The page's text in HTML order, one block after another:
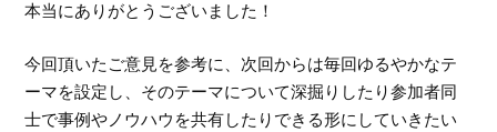
本当にありがとうございました！
今回頂いたご意見を参考に、次回からは毎回ゆるやかなテ
ーマを設定し、そのテーマについて深掘りしたり参加者同
士で事例やノウハウを共有したりできる形にしていきたい